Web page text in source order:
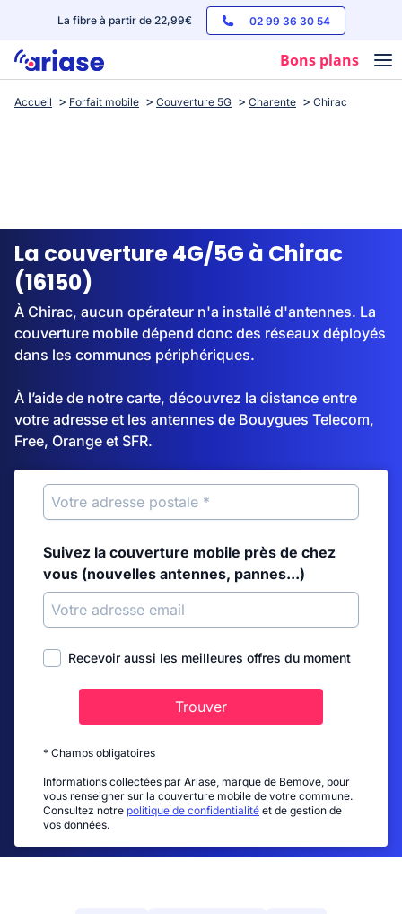
La fibre à partir de 22,99€ 02 99 36 30 54
Bons plans
Box internet
Streaming
Accueil Forfait mobile Couverture 5G Charente Chirac
La couverture 4G/5G à Chirac
(16150)
À Chirac, aucun opérateur n'a installé d'antennes. La
couverture mobile dépend donc des réseaux déployés
dans les communes périphériques.
À l’aide de notre carte, découvrez la distance entre
votre adresse et les antennes de Bouygues Telecom,
Free, Orange et SFR.
Suivez la couverture mobile près de chez
vous (nouvelles antennes, pannes...)
Recevoir aussi les meilleures offres du moment
Trouver
* Champs obligatoires
Informations collectées par Ariase, marque de Bemove, pour
vous renseigner sur la couverture mobile de votre commune.
Consultez notre politique de confidentialité et de gestion de
vos données.